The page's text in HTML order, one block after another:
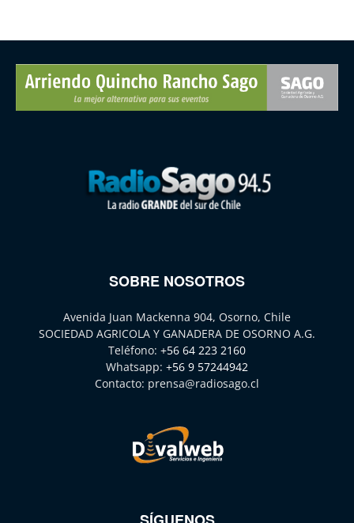
SOBRE NOSOTROS
Avenida Juan Mackenna 904, Osorno, Chile
SOCIEDAD AGRICOLA Y GANADERA DE OSORNO A.G.
Teléfono: +56 64 223 2160
Whatsapp: +56 9 57244942
Contacto: prensa@radiosago.cl